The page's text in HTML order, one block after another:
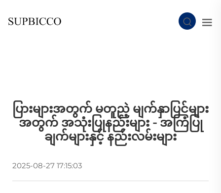
ပြားများအတွက် မတူညဲ့ မျက်နှာပြင်များ
အတွက် အသုံးပြုနည်းများ - အကြံပြု
ချက်များနှင့် နည်းလမ်းများ
2025-08-27 17:15:03